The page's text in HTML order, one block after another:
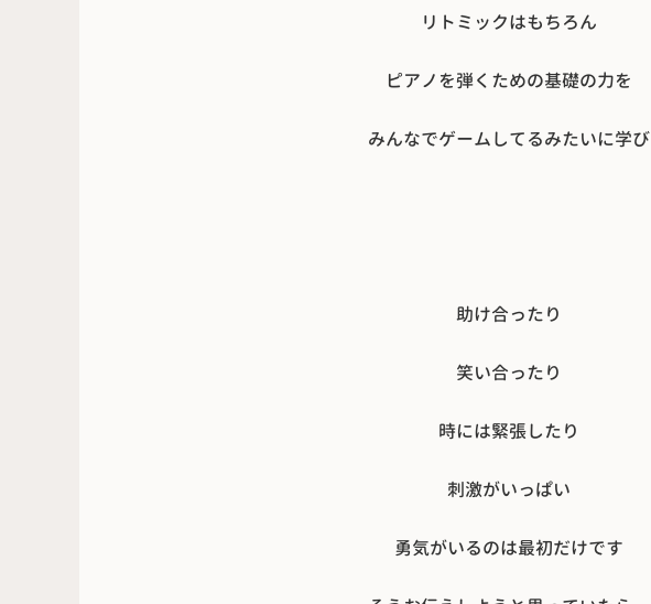
リトミックはもちろん
ピアノを弾くための基礎の力を
みんなでゲームしてるみたいに学び
助け合ったり
笑い合ったり
時には緊張したり
刺激がいっぱい
勇気がいるのは最初だけです